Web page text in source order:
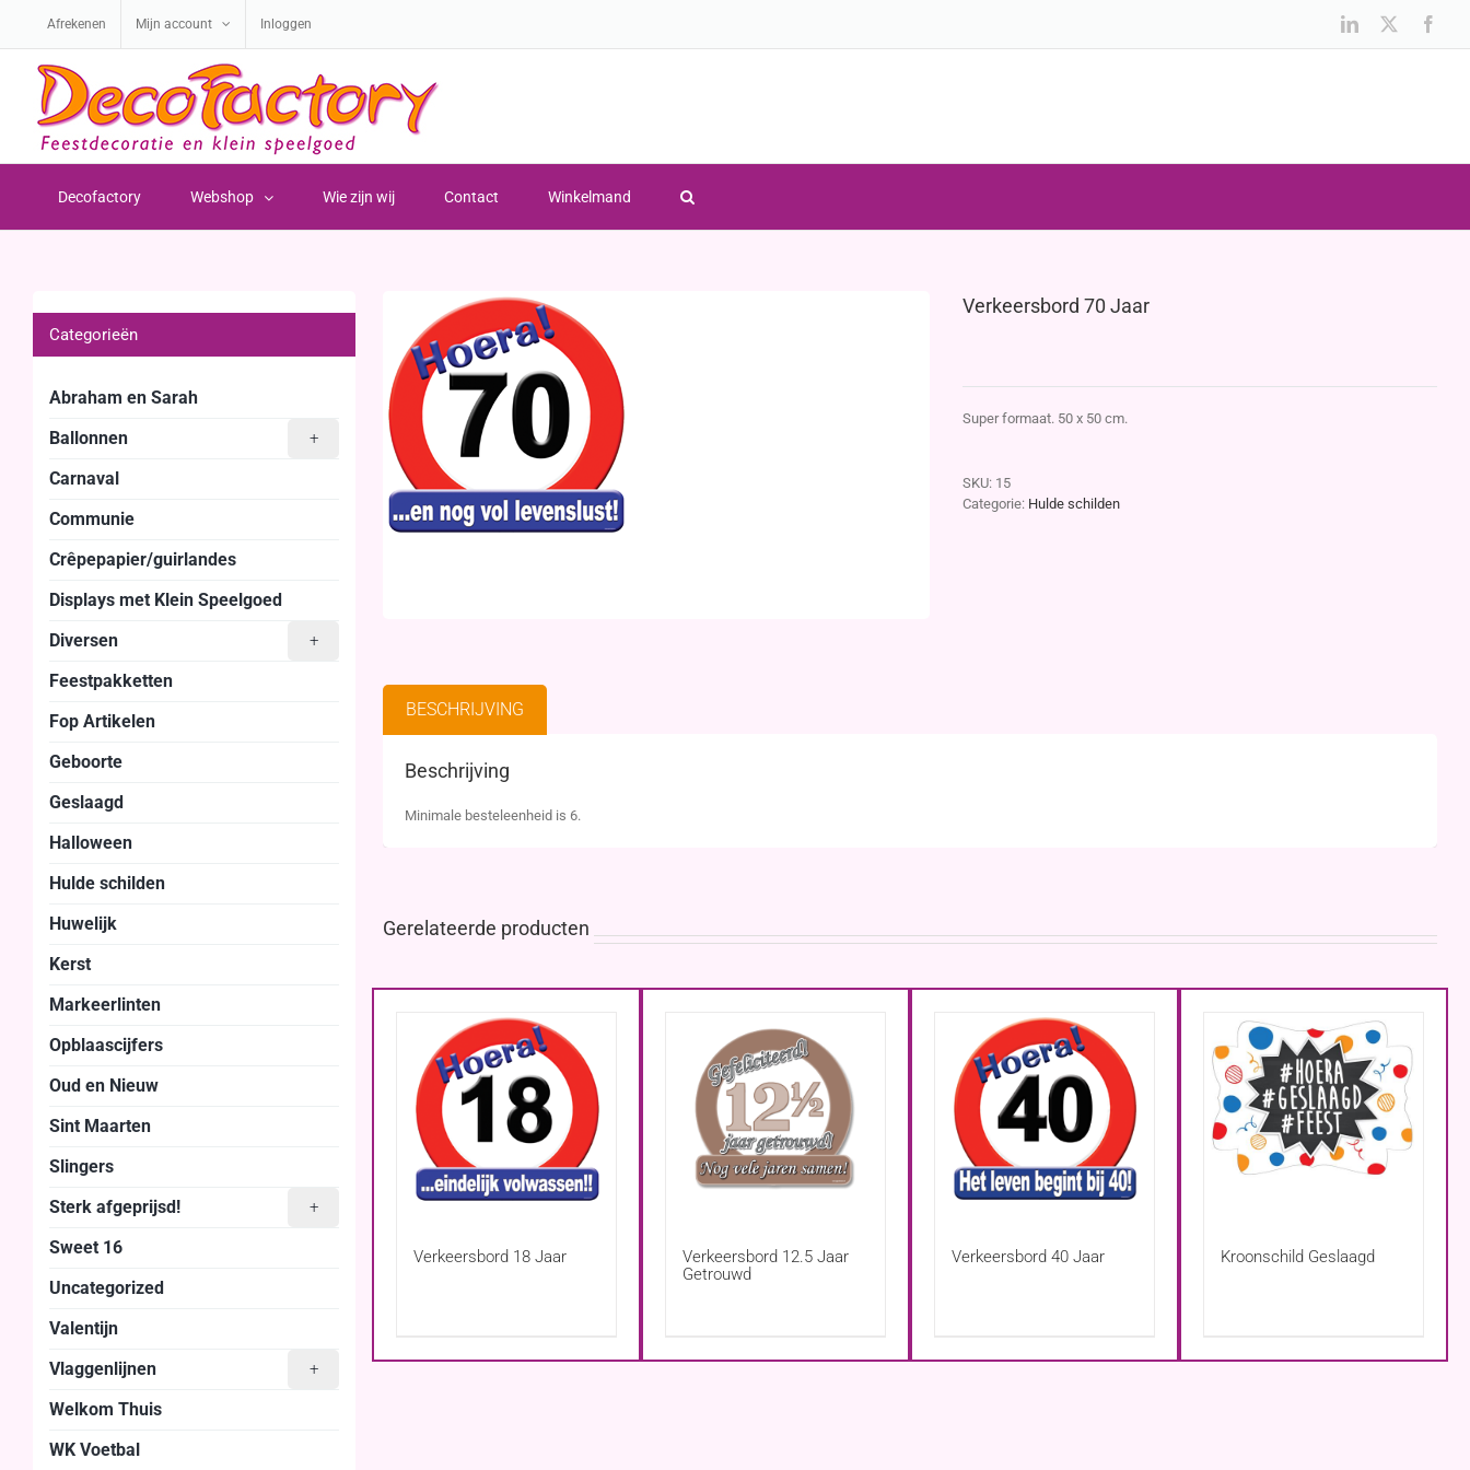
inhoud
Afrekenen Mijn account Inloggen LinkedIn
Decofactory Webshop Wie zijn wij Contact Winkelmand
Verkeersbord 70 Jaar
Super formaat. 50 x 50 cm.
SKU: 15
Categorie: Hulde schilden
BESCHRIJVING
Beschrijving
Minimale besteleenheid is 6.
Gerelateerde producten
Verkeersbord 18 Jaar
Verkeersbord 12.5 Jaar
Getrouwd
Verkeersbord 40 Jaar Kroonschild Geslaagd
Categorieën
Abraham en Sarah
+
Ballonnen
Carnaval
Communie
Crêpepapier/guirlandes
Displays met Klein Speelgoed
+
Diversen
Feestpakketten
Fop Artikelen
Geboorte
Geslaagd
Halloween
Hulde schilden
Huwelijk
Kerst
Markeerlinten
Opblaascijfers
Oud en Nieuw
Sint Maarten
Slingers
+
Sterk afgeprijsd!
Sweet 16
Uncategorized
Valentijn
+
Vlaggenlijnen
Welkom Thuis
WK Voetbal